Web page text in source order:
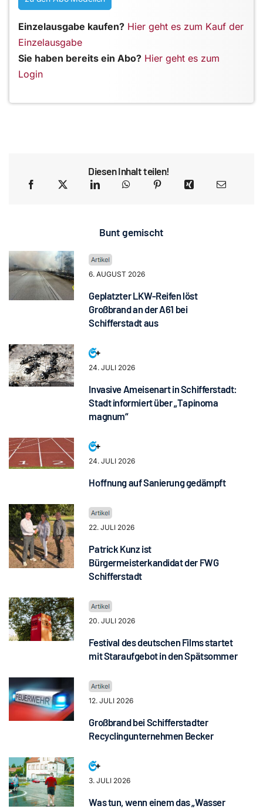
Einzelausgabe kaufen? Hier geht es zum Kauf der
Einzelausgabe
Sie haben bereits ein Abo? Hier geht es zum
Login
Diesen Inhalt teilen!
Bunt gemischt
6. AUGUST 2026
Geplatzter LKW-Reifen löst
Großbrand an der A61 bei
Schifferstadt aus
24. JULI 2026
Invasive Ameisenart in Schifferstadt:
Stadt informiert über „Tapinoma
magnum“
24. JULI 2026
Hoffnung auf Sanierung gedämpft
22. JULI 2026
Patrick Kunz ist
Bürgermeisterkandidat der FWG
Schifferstadt
20. JULI 2026
Festival des deutschen Films startet
mit Staraufgebot in den Spätsommer
12. JULI 2026
Großbrand bei Schifferstadter
Recyclingunternehmen Becker
3. JULI 2026
Was tun, wenn einem das „Wasser